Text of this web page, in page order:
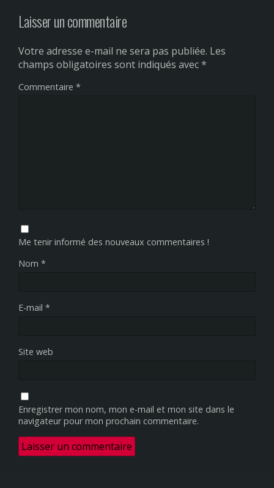
Laisser un commentaire
Votre adresse e-mail ne sera pas publiée. Les
champs obligatoires sont indiqués avec*
Commentaire *
Me tenir informé des nouveaux commentaires !
Nom *
E-mail *
Site web
Enregistrer mon nom, mon e-mail et mon site dans le
navigateur pour mon prochain commentaire.